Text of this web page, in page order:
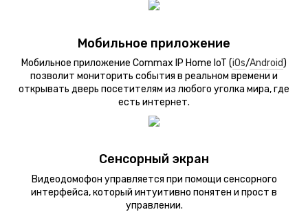
Мобильное приложение
Мобильное приложение Commax IP Home IoT (iOs/Android)
позволит мониторить события в реальном времени и
открывать дверь посетителям из любого уголка мира, где
есть интернет.
Сенсорный экран
Видеодомофон управляется при помощи сенсорного
интерфейса, который интуитивно понятен и прост в
управлении.